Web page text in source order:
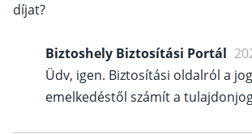
díjat?
Biztoshely Biztosítási Portál
Üdv, igen. Biztosítási oldalról a
emelkedéstől számít a